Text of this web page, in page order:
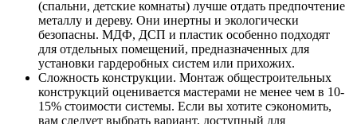
(спальни, детские комнаты) лучше отдать предпочтение
металлу и дереву. Они инертны и экологически
безопасны. МДФ, ДСП и пластик особенно подходят
для отдельных помещений, предназначенных для
установки гардеробных систем или прихожих.
Сложность конструкции. Монтаж общестроительных
конструкций оценивается мастерами не менее чем в 10-
15% стоимости системы. Если вы хотите сэкономить,
вам следует выбрать вариант, доступный для